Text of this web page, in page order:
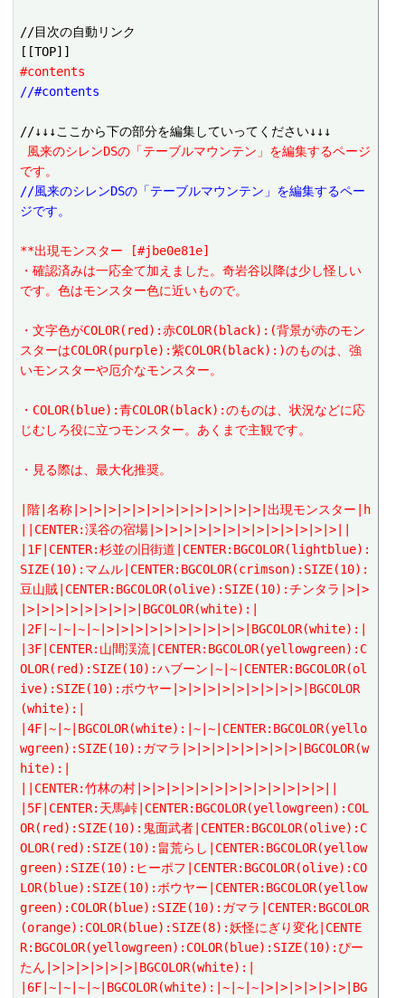
//目次の自動リンク
#contents
//#contents
です。
//風来のシレンDSの「テーブルマウンテン」を編集するペー
ジです。
**出現モンスター [#jbe0e81e]
・確認済みは一応全て加えました。奇岩谷以降は少し怪しい
です。色はモンスター色に近いもので。
・文字色がCOLOR(red):赤COLOR(black):(背景が赤のモン
スターはCOLOR(purple):紫COLOR(black):)のものは、強
いモンスターや厄介なモンスター。
・COLOR(blue):青COLOR(black):のものは、状況などに応
じむしろ役に立つモンスター。あくまで主観です。
・見る際は、最大化推奨。
|階|名称|>|>|>|>|>|>|>|>|>|>|>|>|>|出現モンスター|h
||CENTER:渓谷の宿場|>|>|>|>|>|>|>|>|>|>|>|>|>||
|1F|CENTER:杉並の旧街道|CENTER:BGCOLOR(lightblue):
SIZE(10):マムル|CENTER:BGCOLOR(crimson):SIZE(10):
豆山賊|CENTER:BGCOLOR(olive):SIZE(10):チンタラ|>|>
|>|>|>|>|>|>|>|>|BGCOLOR(white):|
|2F|~|~|~|~|>|>|>|>|>|>|>|>|>|>|BGCOLOR(white):|
|3F|CENTER:山間渓流|CENTER:BGCOLOR(yellowgreen):C
OLOR(red):SIZE(10):ハブーン|~|~|CENTER:BGCOLOR(ol
ive):SIZE(10):ボウヤー|>|>|>|>|>|>|>|>|>|BGCOLOR
(white):|
|4F|~|~|BGCOLOR(white):|~|~|CENTER:BGCOLOR(yello
wgreen):SIZE(10):ガマラ|>|>|>|>|>|>|>|>|BGCOLOR(w
hite):|
||CENTER:竹林の村|>|>|>|>|>|>|>|>|>|>|>|>|>||
|5F|CENTER:天馬峠|CENTER:BGCOLOR(yellowgreen):COL
OR(red):SIZE(10):鬼面武者|CENTER:BGCOLOR(olive):C
OLOR(red):SIZE(10):畠荒らし|CENTER:BGCOLOR(yellow
green):SIZE(10):ヒーポフ|CENTER:BGCOLOR(olive):CO
LOR(blue):SIZE(10):ボウヤー|CENTER:BGCOLOR(yellow
green):COLOR(blue):SIZE(10):ガマラ|CENTER:BGCOLOR
(orange):COLOR(blue):SIZE(8):妖怪にぎり変化|CENTE
R:BGCOLOR(yellowgreen):COLOR(blue):SIZE(10):ぴー
たん|>|>|>|>|>|>|BGCOLOR(white):|
|6F|~|~|~|~|BGCOLOR(white):|~|~|~|>|>|>|>|>|>|BG